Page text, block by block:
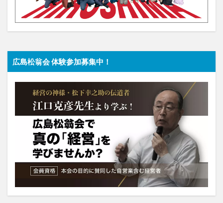
広島松翁会 体験参加募集中！